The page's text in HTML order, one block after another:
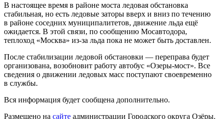
В настоящее время в районе моста ледовая обстановка
стабильная, но есть ледовые заторы вверх и вниз по течению
в районе соседних муниципалитетов, движение льда ещё
ожидается. В этой связи, по сообщению Мосавтодора,
теплоход «Москва» из-за льда пока не может быть доставлен.
После стабилизации ледовой обстановки — переправа будет
организована, возобновит работу автобус «Озеры-мост». Все
сведения о движении ледовых масс поступают своевременно
в службы.
Вся информация будет сообщена дополнительно.
Размещено на сайте администрации Городского округа Озёры.